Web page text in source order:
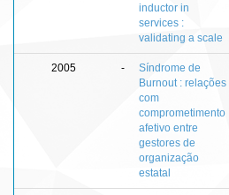
inductor in
services :
validating a scale
2005 -
Síndrome de
Burnout : relações
com
comprometimento
afetivo entre
gestores de
organização
estatal